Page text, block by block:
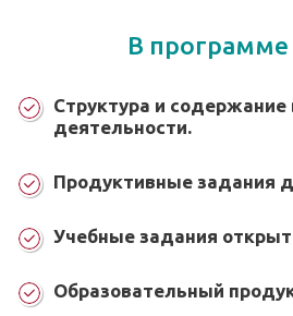
В программе
Структура и содержание
деятельности.
Продуктивные задания
Учебные задания
Образовательный